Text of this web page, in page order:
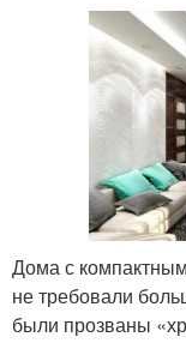
Дома с
не требовали
были прозваны